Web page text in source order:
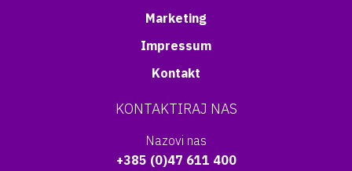
Marketing
Impressum
Kontakt
KONTAKTIRAJ NAS
Nazovi nas
+385 (0)47 611 400